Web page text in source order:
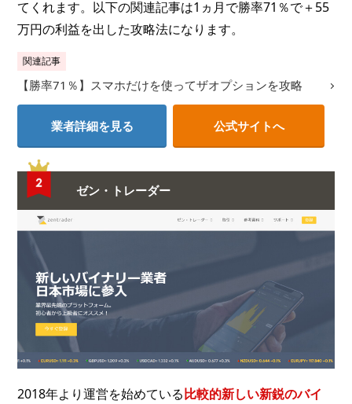
てくれます。以下の関連記事は1ヵ月で勝率71％で＋55
万円の利益を出した攻略法になります。
関連記事
【勝率71％】スマホだけを使ってザオプションを攻略
業者詳細を見る 公式サイトへ
ゼン・トレーダー
2018年より運営を始めている比較的新しい新鋭のバイ